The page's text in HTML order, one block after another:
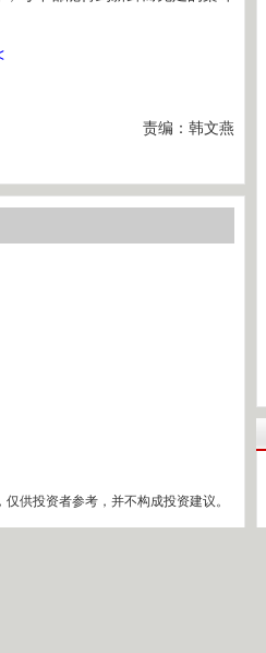
责编：韩文燕
供投资者参考，并不构成投资建议。